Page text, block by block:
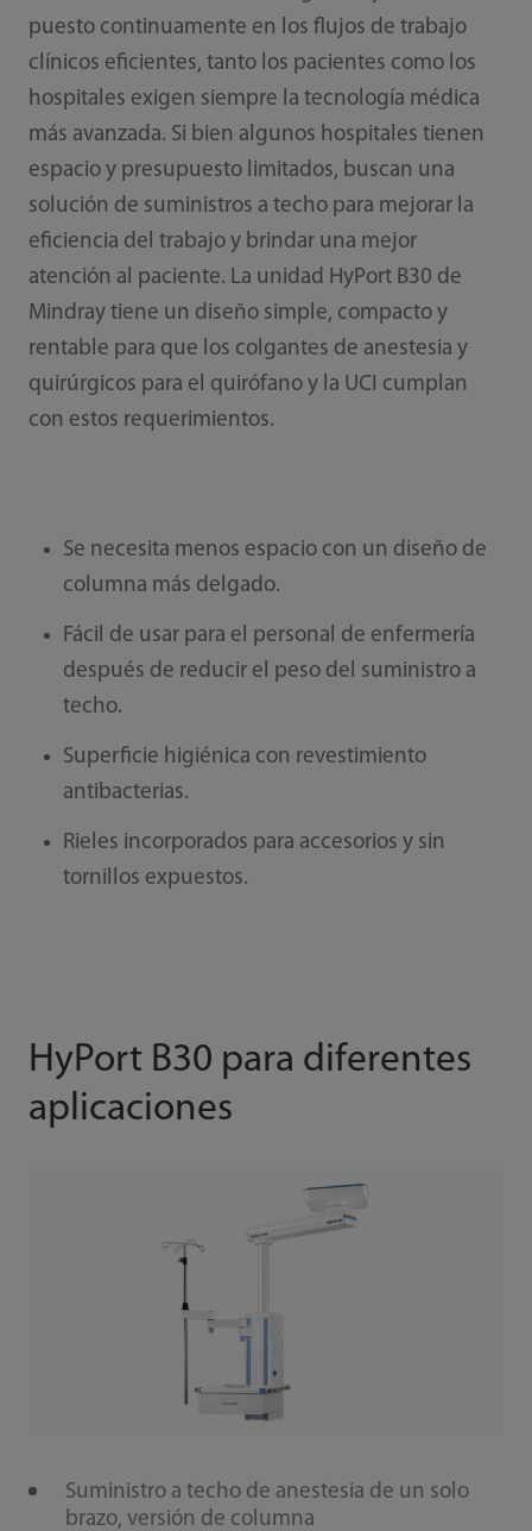
puesto continuamente en los flujos de trabajo
clínicos eficientes, tanto los pacientes como los
hospitales exigen siempre la tecnología médica
más avanzada. Si bien algunos hospitales tienen
espacio y presupuesto limitados, buscan una
solución de suministros a techo para mejorar la
eficiencia del trabajo y brindar una mejor
atención al paciente. La unidad HyPort B30 de
Mindray tiene un diseño simple, compacto y
rentable para que los colgantes de anestesia y
quirúrgicos para el quirófano y la UCI cumplan
con estos requerimientos.
Se necesita menos espacio con un diseño de
columna más delgado.
Fácil de usar para el personal de enfermería
después de reducir el peso del suministro a
techo.
Superficie higiénica con revestimiento
antibacterias.
Rieles incorporados para accesorios y sin
tornillos expuestos.
HyPort B30 para diferentes
aplicaciones
Suministro a techo de anestesia de un solo
brazo, versión de columna